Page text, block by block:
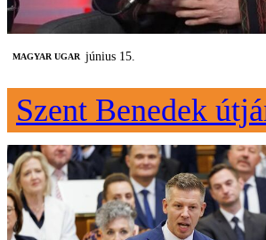
MAGYAR UGAR június 15.
Szent Benedek